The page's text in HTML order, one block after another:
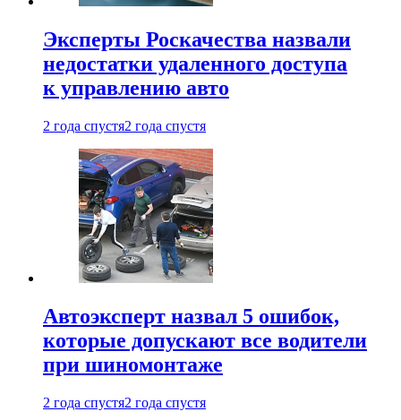
Эксперты Роскачества назвали
недостатки удаленного доступа
к управлению авто
2 года спустя2 года спустя
Автоэксперт назвал 5 ошибок,
которые допускают все водители
при шиномонтаже
2 года спустя2 года спустя